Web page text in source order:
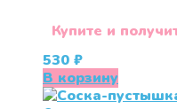
Купите и
530 ₽
В корзину